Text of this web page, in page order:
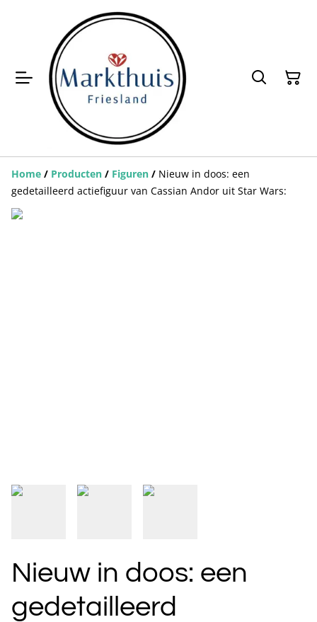
Home / Producten / Figuren / Nieuw in doos: een
gedetailleerd actiefiguur van Cassian Andor uit Star Wars:
Nieuw in doos: een
gedetailleerd